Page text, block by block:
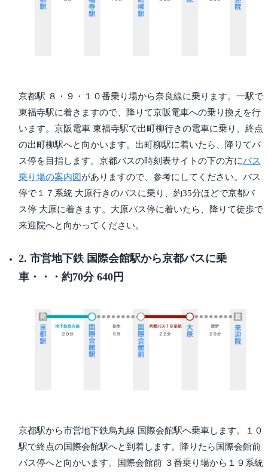
京都駅 ８・９・１０番乗り場から奈良線に乗ります。一駅で
東福寺駅に着きますので、降りて京阪電車への乗り換えを行
います。京阪電車 東福寺駅で出町柳行きの電車に乗り、終点
の出町柳駅へと向かいます。出町柳駅に着いたら、降りてバ
ス停を目指します。京都バスの時刻表サイトの下の方にバス
乗り場の案内図 がありますので、参考にしてください。バス
停で１７系統 大原行きのバスに乗り、約35分ほどで京都バ
ス停 大原に着きます。大原バス停に着いたら、降りて徒歩で
来迎院へと向かってください。
2. 市営地下鉄 国際会館駅から京都バスに乗
車・・・約70分 640円
京都駅から市営地下鉄烏丸線 国際会館駅へ乗車します。１０
駅で終点の国際会館駅へと到着します。降りたら国際会館前
バス停へと向かいます。国際会館前 ３番乗り場から１９系統